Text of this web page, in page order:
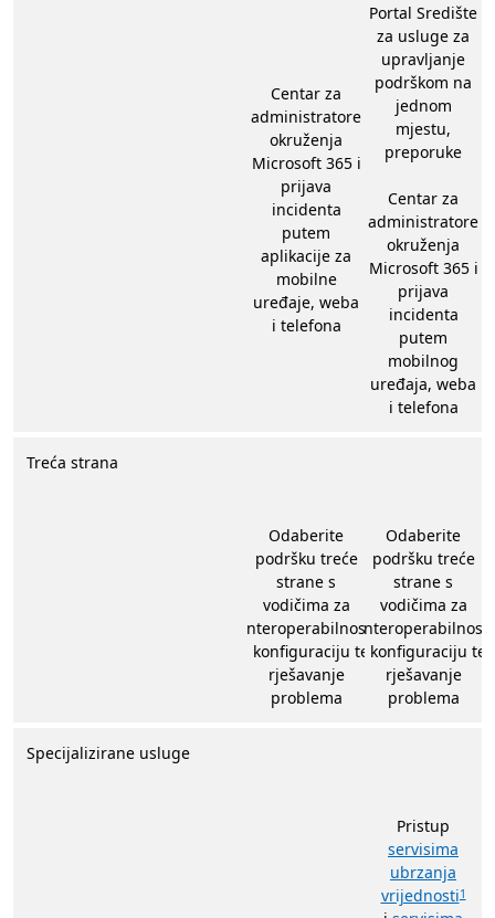
Centar za
administratore
okruženja
Microsoft 365 i
prijava
incidenta
putem
aplikacije za
mobilne
uređaje, weba
i telefona
Portal Središte
za usluge za
upravljanje
podrškom na
jednom
mjestu,
preporuke
Centar za
administratore
okruženja
Microsoft 365 i
prijava
incidenta
putem
mobilnog
uređaja, weba
i telefona
Treća strana
Odaberite
podršku treće
strane s
vodičima za
interoperabilnost
i konfiguraciju te
rješavanje
problema
Odaberite
podršku treće
strane s
vodičima za
interoperabilnost
i konfiguraciju te
rješavanje
problema
Specijalizirane usluge
Pristup
servisima
ubrzanja
vrijednosti1